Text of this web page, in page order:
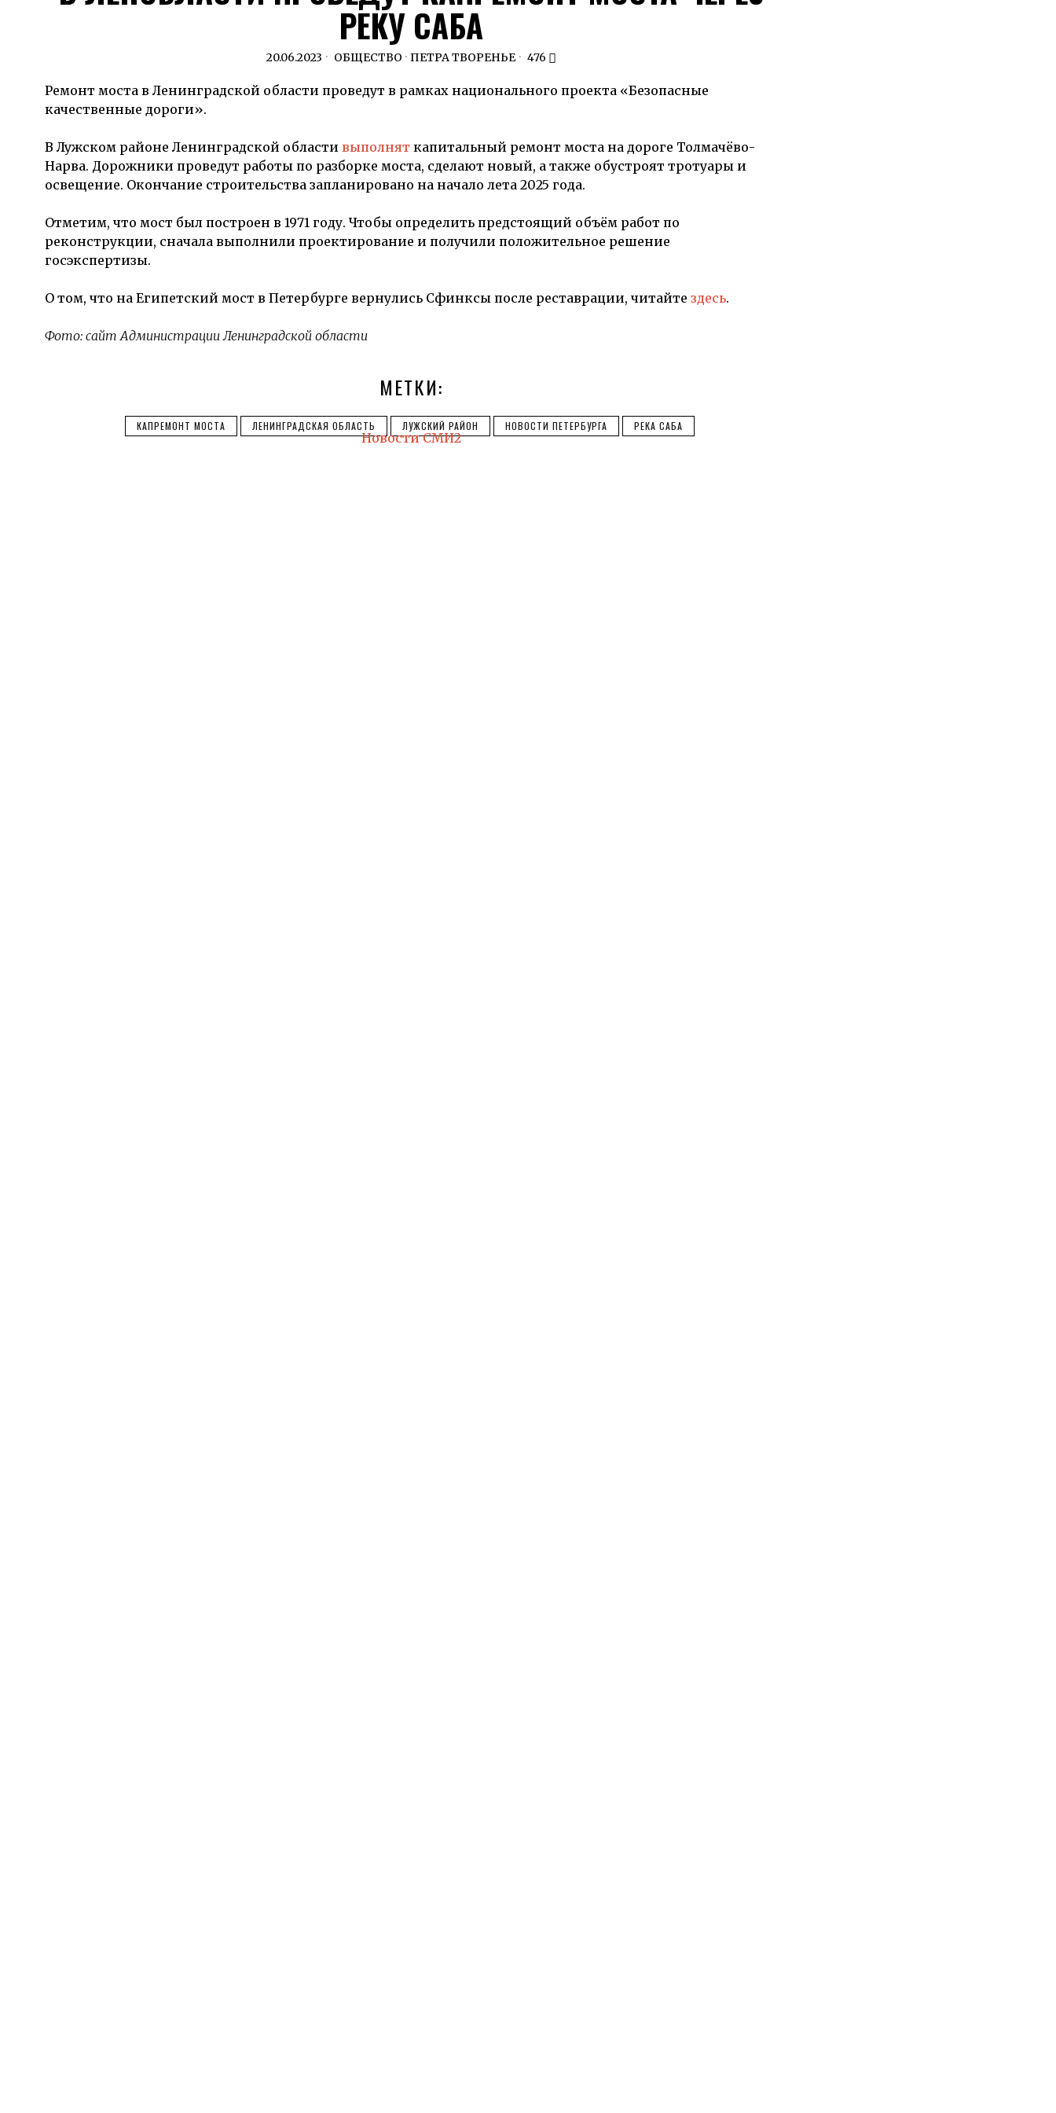
РЕКУ САБА
20.06.2023 ОБЩЕСТВО · ПЕТРА ТВОРЕНЬЕ 476
Ремонт моста в Ленинградской области проведут в рамках национального проекта «Безопасные
качественные дороги».
В Лужском районе Ленинградской области выполнят капитальный ремонт моста на дороге Толмачёво-
Нарва. Дорожники проведут работы по разборке моста, сделают новый, а также обустроят тротуары и
освещение. Окончание строительства запланировано на начало лета 2025 года.
Отметим, что мост был построен в 1971 году. Чтобы определить предстоящий объём работ по
реконструкции, сначала выполнили проектирование и получили положительное решение
госэкспертизы.
О том, что на Египетский мост в Петербурге вернулись Сфинксы после реставрации, читайте здесь.
Фото: сайт Администрации Ленинградской области
МЕТКИ:
КАПРЕМОНТ МОСТА ЛЕНИНГРАДСКАЯ ОБЛАСТЬ ЛУЖСКИЙ РАЙОН НОВОСТИ ПЕТЕРБУРГА РЕКА САБА
Новости СМИ2